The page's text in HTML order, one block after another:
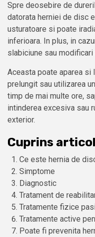
Spre deosebire de
datorata herniei de disc
usturatoare si poate
inferioara. In plus, in
slabiciune sau
Aceasta poate aparea si
prelungit sau utilizarea
timp de mai multe ore,
intinderea excesiva sau
exterior.
Cuprins articol
Ce este hernia de
Simptome
Diagnostic
Tratament de
Tratamente fizice
Tratamente active
Poate fi prevenita